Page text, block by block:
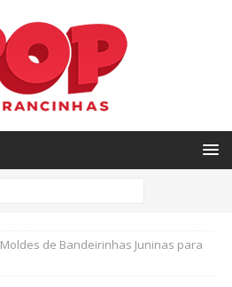
Moldes de Bandeirinhas Juninas para